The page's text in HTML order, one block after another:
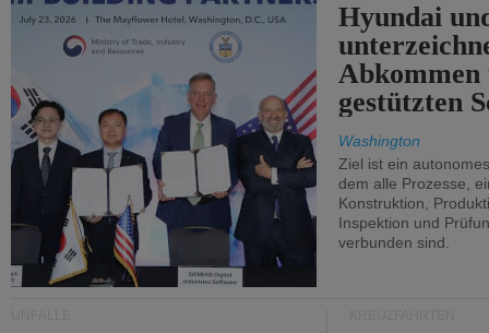
Hyundai
gestützten
Washington
Ziel ist ein
dem alle Prozesse,
Konstruktion,
Inspektion und
verbunden sind.